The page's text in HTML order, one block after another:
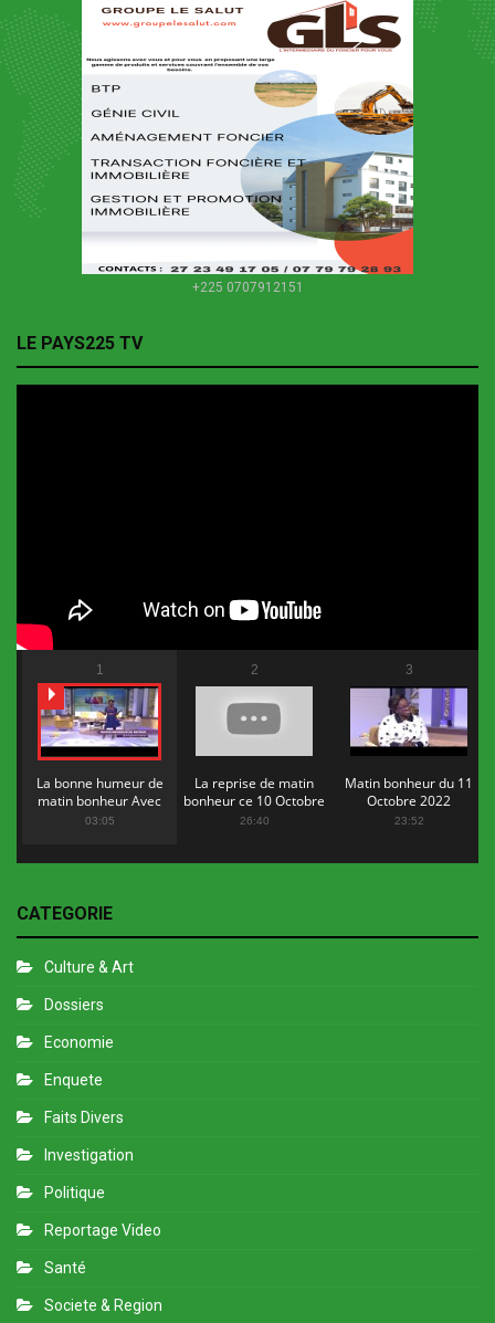
+225 0707912151
LE PAYS225 TV
1
La bonne humeur de
matin bonheur Avec
Flopy Mendosa
03:05
2
La reprise de matin
bonheur ce 10 Octobre
2022
26:40
3
Matin bonheur du 11
Octobre 2022
23:52
CATEGORIE
Culture & Art
Dossiers
Economie
Enquete
Faits Divers
Investigation
Politique
Reportage Video
Santé
Societe & Region